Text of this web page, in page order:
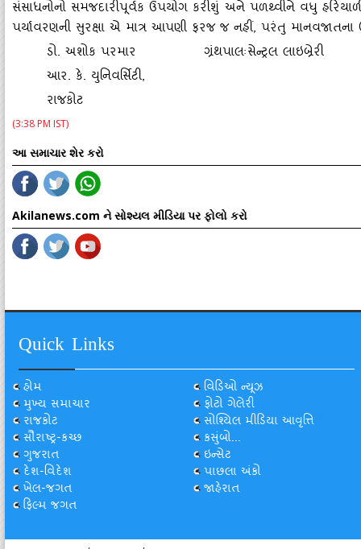
સંસાધનોનો સમજદારીપૂર્વક ઉપયોગ કરીશું અને પળથ્‍વીને વધુ
પર્યાવરણની સુરક્ષા એ માત્ર આપણી ફરજ જ નહીં, પરંતુ
ડો. અશોક પરમાર ગ્રંથપાલઃસેન્‍ટ્રલ લાઇબ્રેરી
આર. કે. યુનિવર્સિટી,
રાજકોટ
(3:38 PM IST)
આ સમાચાર શેર કરો
Akilanews.com ને સોશ્યલ મીડિયા પર ફોલો કરો
Quick Links
હોમ
મુખ્ય સમાચાર
રાજકોટ
સૌરાષ્ટ્ર-કચ્છ
ગુજરાત
દેશ-વિદેશ
ખેલ-જગત
ફિલ્મ જગત
વિડિઓ ન્યૂઝ
ફોટો ગેલેરી
સોશ્યિલ મીડિયા આવૃત્તિ
કસુંબો...
ઇન્સેટ
પાછલા અંકો
જાહેરાત